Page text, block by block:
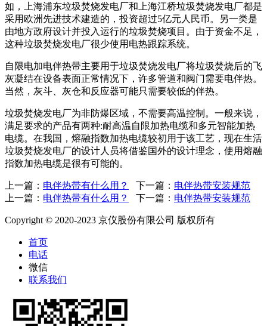
如，上海浦东垃圾焚烧发电厂和上海江桥垃圾焚烧发电厂都是
采用欧洲先进技术建造的，投资超过5亿元人民币。另一类是
由地方政府设计并投入运行的垃圾焚烧项目。由于资金不足，
这种垃圾焚烧发电厂很少使用电热跟踪系统。
自限电加电伴热带主要用于垃圾焚烧发电厂将垃圾焚烧后的飞
灰凝结在设备表面正常情况下，许多管道和阀门需要电伴热。
当然，灰斗、灰仓和反应器可能只需要较低的伴热。
垃圾焚烧发电厂为非防爆区域，不需要高温控制。一般来说，
满足要求的产品有两种:耐高温自限加热电缆和多元智能加热
电缆。在我国，熔融指数加热电缆较初用于该工艺，现在生活
垃圾焚烧发电厂的设计人员将借鉴国外的设计理念，使用熔融
指数加热电缆是很有可能的。
上一篇： 电伴热带有什么用？ 下一篇： 电伴热带安装规范
上一篇： 电伴热带有什么用？ 下一篇： 电伴热带安装规范
Copyright © 2020-2023 京仪股份有限公司 版权所有
首页
电话
微信
联系我们